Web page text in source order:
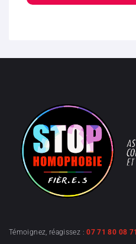
Témoignez, réagissez :07 71 80 08 71